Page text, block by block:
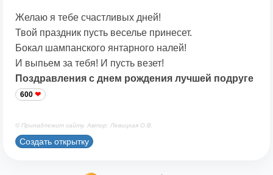
Желаю я тебе счастливых дней!
Твой праздник пусть веселье принесет.
Бокал шампанского янтарного налей!
И выпьем за тебя! И пусть везет!
Поздравления с днем рождения лучшей подруге
600
© Принадлежит сайту. Автор: Левицкая О.В.
Создать открытку